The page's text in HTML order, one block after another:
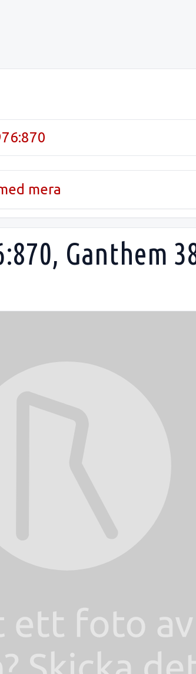
mera
Ganthem